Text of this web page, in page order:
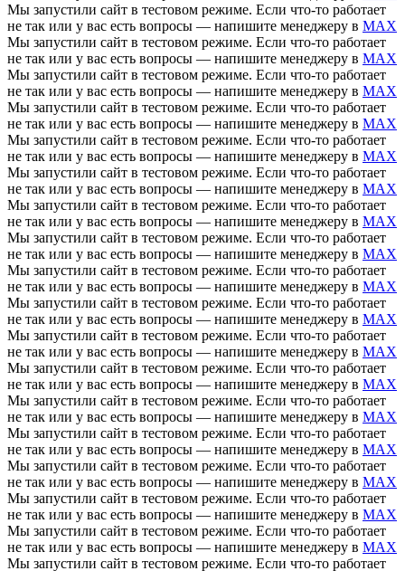
Мы запустили сайт в тестовом режиме. Если что-то работает
не так или у вас есть вопросы — напишите менеджеру в MAX
Мы запустили сайт в тестовом режиме. Если что-то работает
не так или у вас есть вопросы — напишите менеджеру в MAX
Мы запустили сайт в тестовом режиме. Если что-то работает
не так или у вас есть вопросы — напишите менеджеру в MAX
Мы запустили сайт в тестовом режиме. Если что-то работает
не так или у вас есть вопросы — напишите менеджеру в MAX
Мы запустили сайт в тестовом режиме. Если что-то работает
не так или у вас есть вопросы — напишите менеджеру в MAX
Мы запустили сайт в тестовом режиме. Если что-то работает
не так или у вас есть вопросы — напишите менеджеру в MAX
Мы запустили сайт в тестовом режиме. Если что-то работает
не так или у вас есть вопросы — напишите менеджеру в MAX
Мы запустили сайт в тестовом режиме. Если что-то работает
не так или у вас есть вопросы — напишите менеджеру в MAX
Мы запустили сайт в тестовом режиме. Если что-то работает
не так или у вас есть вопросы — напишите менеджеру в MAX
Мы запустили сайт в тестовом режиме. Если что-то работает
не так или у вас есть вопросы — напишите менеджеру в MAX
Мы запустили сайт в тестовом режиме. Если что-то работает
не так или у вас есть вопросы — напишите менеджеру в MAX
Мы запустили сайт в тестовом режиме. Если что-то работает
не так или у вас есть вопросы — напишите менеджеру в MAX
Мы запустили сайт в тестовом режиме. Если что-то работает
не так или у вас есть вопросы — напишите менеджеру в MAX
Мы запустили сайт в тестовом режиме. Если что-то работает
не так или у вас есть вопросы — напишите менеджеру в MAX
Мы запустили сайт в тестовом режиме. Если что-то работает
не так или у вас есть вопросы — напишите менеджеру в MAX
Мы запустили сайт в тестовом режиме. Если что-то работает
не так или у вас есть вопросы — напишите менеджеру в MAX
Мы запустили сайт в тестовом режиме. Если что-то работает
не так или у вас есть вопросы — напишите менеджеру в MAX
Мы запустили сайт в тестовом режиме. Если что-то работает